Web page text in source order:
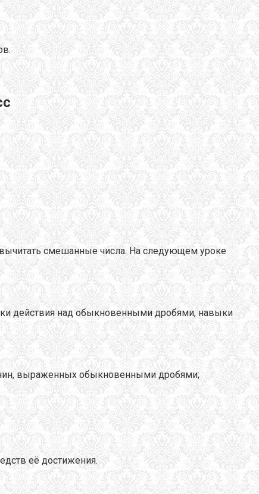
смешанные числа. На следующем уроке
действия над обыкновенными дробями, навыки
выраженных обыкновенными дробями;
её достижения.